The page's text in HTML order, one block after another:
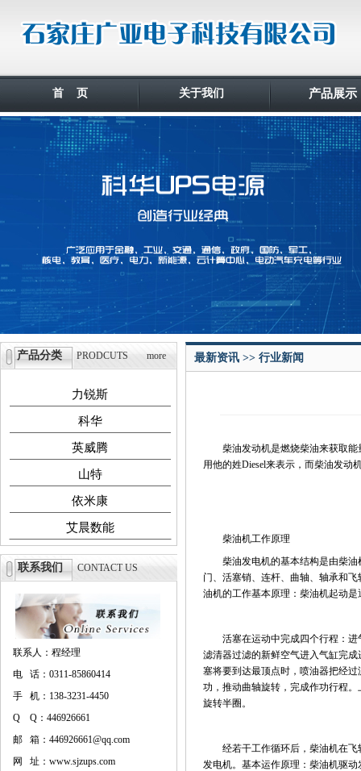
首 页 关于我们 产品展示
产品分类 PRODCUTS more
力锐斯
科华
英威腾
山特
依米康
艾晨数能
联系我们 CONTACT US
联系人：程经理
电 话：0311-85860414
手 机：138-3231-4450
Q Q：446926661
邮 箱：446926661@qq.com
网 址：www.sjzups.com
最新资讯 >> 行业新闻
柴油发动机是燃烧柴油来获取能
用他的姓Diesel来表示，而柴油发动
柴油机工作原理
柴油发电机的基本结构是由柴油
门、活塞销、连杆、曲轴、轴承和
油机的工作基本原理：柴油机起动
活塞在运动中完成四个行程：进
滤清器过滤的新鲜空气进入气缸完
塞将要到达最顶点时，喷油器把经
功，推动曲轴旋转，完成作功行程
旋转半圈。
经若干工作循环后，柴油机在飞
发电机。基本运作原理：柴油机驱